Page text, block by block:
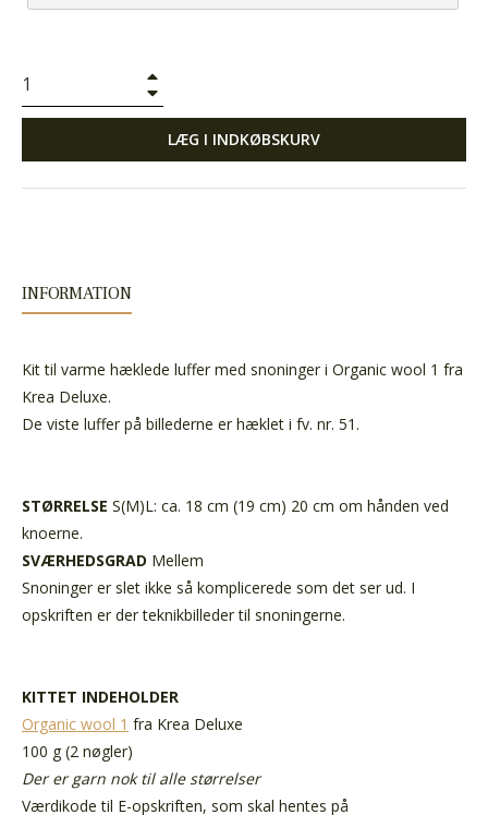
LÆG I INDKØBSKURV
INFORMATION
Kit til varme hæklede luffer med snoninger i Organic wool 1 fra
Krea Deluxe.
De viste luffer på billederne er hæklet i fv. nr. 51.
STØRRELSE S(M)L: ca. 18 cm (19 cm) 20 cm om hånden ved
knoerne.
SVÆRHEDSGRAD Mellem
Snoninger er slet ikke så komplicerede som det ser ud. I
opskriften er der teknikbilleder til snoningerne.
KITTET INDEHOLDER
Organic wool 1 fra Krea Deluxe
100 g (2 nøgler)
Der er garn nok til alle størrelser
Værdikode til E-opskriften, som skal hentes på